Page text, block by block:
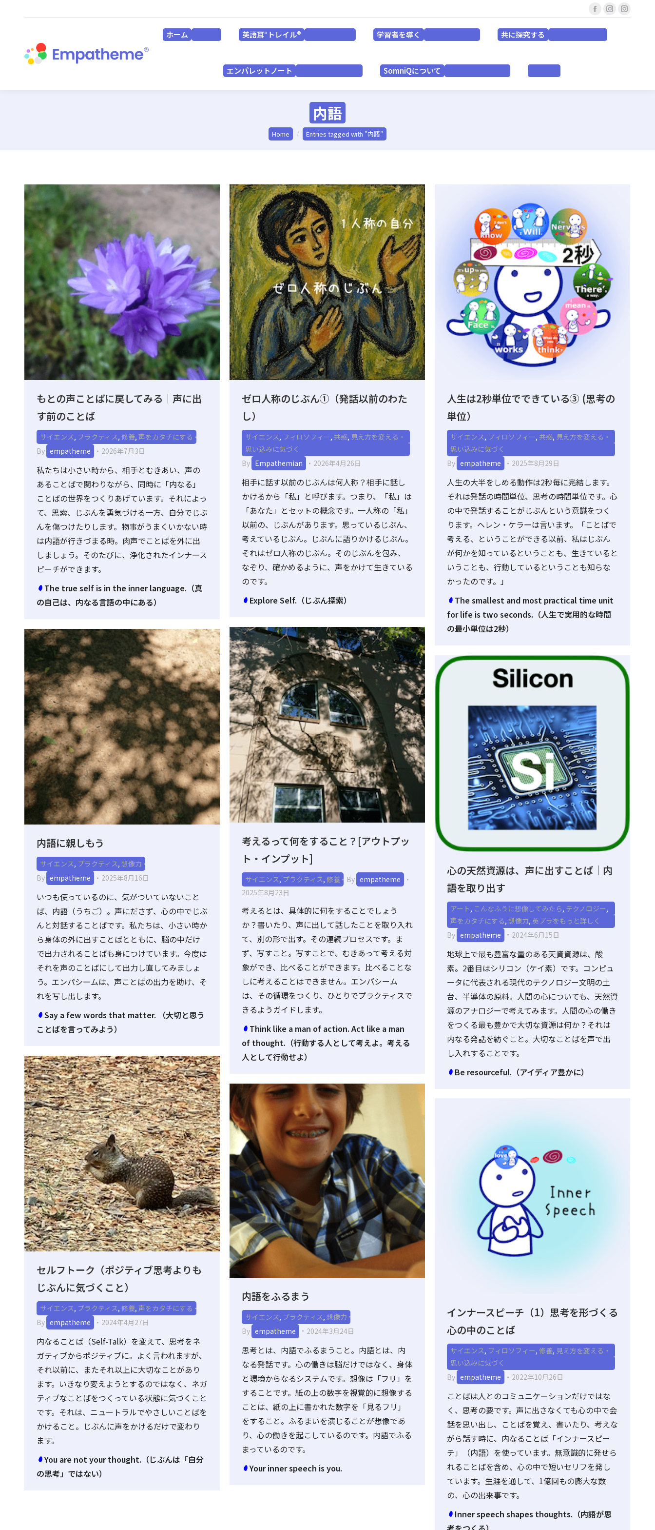
Facebook
page
opens
Instagram
ホーム 英語耳°トレイル® 学習者を導く 共に探究する
エンパレットノート SomniQについて
内語
You are here:
Home Entries tagged with "内語"
もとの声ことばに戻してみる｜声に出
す前のことば
サイエンス, プラクティス, 修養, 声をカタチにする
By empatheme 2026年7月3日
私たちは小さい時から、相手とむきあい、声の
あることばで関わりながら、同時に「内なる」
ことばの世界をつくりあげています。それによっ
て、思索、じぶんを勇気づける一方、自分でじぶ
んを傷つけたりします。物事がうまくいかない時
は内語が行きづまる時。肉声でことばを外に出
しましょう。そのたびに、浄化されたインナース
ピーチができます。
The true self is in the inner language.（真
の自己は、内なる言語の中にある）
ゼロ人称のじぶん①（発話以前のわた
し）
サイエンス, フィロソフィー, 共感, 見え方を変える・
思い込みに気づく
By Empathemian 2026年4月26日
相手に話す以前のじぶんは何人称？相手に話し
かけるから「私」と呼びます。つまり、「私」は
「あなた」とセットの概念です。一人称の「私」
以前の、じぶんがあります。思っているじぶん、
考えているじぶん。じぶんに語りかけるじぶん。
それはゼロ人称のじぶん。そのじぶんを包み、
なぞり、確かめるように、声をかけて生きている
のです。
Explore Self.（じぶん探索）
人生は2秒単位でできている③ (思考の
単位）
サイエンス, フィロソフィー, 共感, 見え方を変える・
思い込みに気づく
By empatheme 2025年8月29日
人生の大半をしめる動作は2秒毎に完結します。
それは発話の時間単位、思考の時間単位です。心
の中で発話することがじぶんという意識をつく
ります。ヘレン・ケラーは言います。「ことばで
考える、ということができる以前、私はじぶん
が何かを知っているということも、生きていると
いうことも、行動しているということも知らな
かったのです。」
The smallest and most practical time unit
for life is two seconds.（人生で実用的な時間
の最小単位は2秒）
考えるって何をすること？[アウトプッ
ト・インプット]
サイエンス, プラクティス, 修養 By empatheme
2025年8月23日
考えるとは、具体的に何をすることでしょう
か？書いたり、声に出して話したことを取り入れ
て、別の形で出す。その連続プロセスです。ま
ず、写すこと。写すことで、むきあって考える対
象ができ、比べることができます。比べることな
しに考えることはできません。エンパシーム
は、その循環をつくり、ひとりでプラクティスで
きるようガイドします。
Think like a man of action. Act like a man
of thought.（行動する人として考えよ。考える
人として行動せよ）
内語に親しもう
サイエンス, プラクティス, 想像力
By empatheme 2025年8月16日
いつも使っているのに、気がついていないこと
ば、内語（うちご）。声にださず、心の中でじぶ
んと対話することばです。私たちは、小さい時か
ら身体の外に出すことばとともに、脳の中だけ
で出力されることばも身につけています。今度は
それを声のことばにして出力し直してみましょ
う。エンパシームは、声ことばの出力を助け、そ
れを写し出します。
Say a few words that matter. （大切と思う
ことばを言ってみよう）
心の天然資源は、声に出すことば｜内
語を取り出す
アート, こんなふうに想像してみたら, テクノロジー,
声をカタチにする, 想像力, 英プラをもっと詳しく
By empatheme 2024年6月15日
地球上で最も豊富な量のある天資資源は、酸
素。2番目はシリコン（ケイ素）です。コンピュ
ータに代表される現代のテクノロジー文明の土
台、半導体の原料。人間の心についても、天然資
源のアナロジーで考えてみます。人間の心の働き
をつくる最も豊かで大切な資源は何か？それは
内なる発話を紡ぐこと。大切なことばを声で出
し入れすることです。
Be resourceful.（アイディア豊かに）
セルフトーク（ポジティブ思考よりも
じぶんに気づくこと）
サイエンス, プラクティス, 修養, 声をカタチにする
By empatheme 2024年4月27日
内なることば（Self-Talk）を変えて、思考をネ
ガティブからポジティブに。よく言われますが、
それ以前に、またそれ以上に大切なことがあり
ます。いきなり変えようとするのではなく、ネガ
ティブなことばをつくっている状態に気づくこと
です。それは、ニュートラルでやさしいことばを
かけること。じぶんに声をかけるだけで変わり
ます。
You are not your thought.（じぶんは「自分
の思考」ではない）
内語をふるまう
サイエンス, プラクティス, 想像力
By empatheme 2024年3月24日
思考とは、内語でふるまうこと。内語とは、内
なる発話です。心の働きは脳だけではなく、身体
と環境からなるシステムです。想像は「フリ」を
することです。紙の上の数字を視覚的に想像する
ことは、紙の上に書かれた数字を「見るフリ」
をすること。ふるまいを演じることが想像であ
り、心の働きを起こしているのです。内語でふる
まっているのです。
Your inner speech is you.
インナースピーチ（1）思考を形づくる
心の中のことば
サイエンス, フィロソフィー, 修養, 見え方を変える・
思い込みに気づく
By empatheme 2022年10月26日
ことばは人とのコミュニケーションだけではな
く、思考の要です。声に出さなくても心の中で会
話を思い出し、ことばを覚え、書いたり、考えな
がら話す時に、内なることば「インナースピー
チ」（内語）を使っています。無意識的に発せら
れることばを含め、心の中で短いセリフを発し
ています。生涯を通して、1億回もの膨大な数
の、心の出来事です。
Inner speech shapes thoughts.（内語が思
ホーム HOME 英語耳°トレイル® for LEARNERS 学習者を導く for EDUCATORS 共に探究する for RESEACHERS